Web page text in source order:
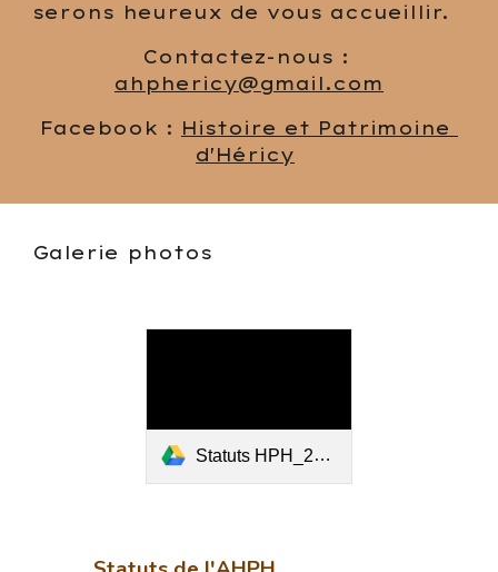
serons heureux de vous accueillir.
ahphericy@gmail.com
Facebook : Histoire et Patrimoine
d'Héricy
Galerie photos
Statuts HPH_20.10.2021.pdf